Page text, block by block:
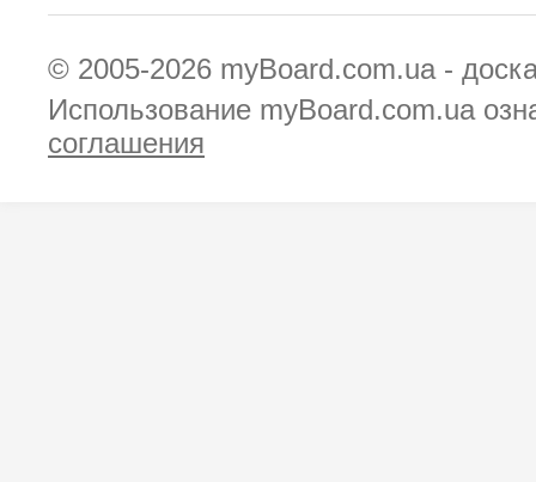
© 2005-2026 myBoard.com.ua -
Использование myBoard.com.ua
соглашения